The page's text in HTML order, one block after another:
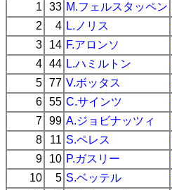
1
33 M.フェルスタッペン
2
4 L.ノリス
3
14 F.アロンソ
4 44 L.ハミルトン
5 77 V.ボッタス
6 55 C.サインツ
7 99 A.ジョビナッツィ
8
11 S.ペレス
9
10 P.ガスリー
10
5 S.ベッテル